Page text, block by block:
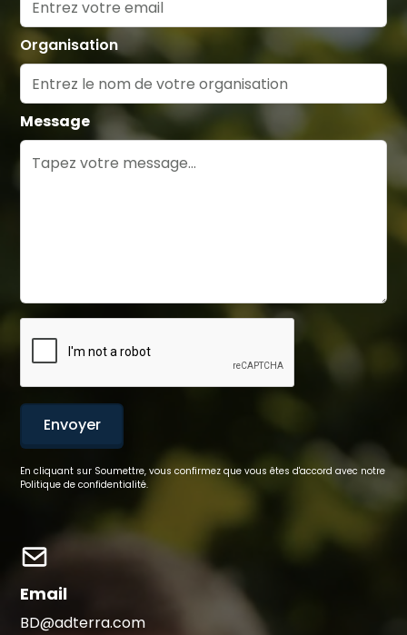
Organisation
Message
En cliquant sur Soumettre, vous confirmez que vous êtes d'accord avec notre
Politique de confidentialité.
Email
BD@adterra.com